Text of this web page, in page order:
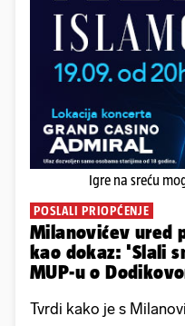
Igre na sreću
POSLALI PRIOPĆENJE
Milanovićev ured
kao dokaz: 'Slali
MUP-u o
Tvrdi kako je s